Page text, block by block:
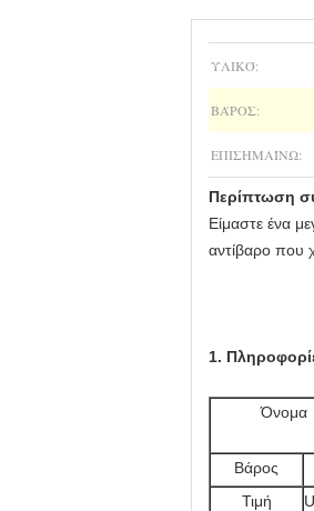
ΥΛΙΚΌ:
ΒΆΡΟΣ:
ΕΠΙΣΗΜΑΊΝΩ:
Περίπτωση
Είμαστε ένα
αντίβαρο που
1.
Όνομα
Βάρος
Τιμή